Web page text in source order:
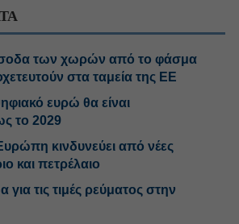
των χωρών από το φάσμα
στα ταμεία της ΕΕ
ευρώ θα είναι
το 2029
κινδυνεύει από νέες
και πετρέλαιο
τις τιμές ρεύματος στην